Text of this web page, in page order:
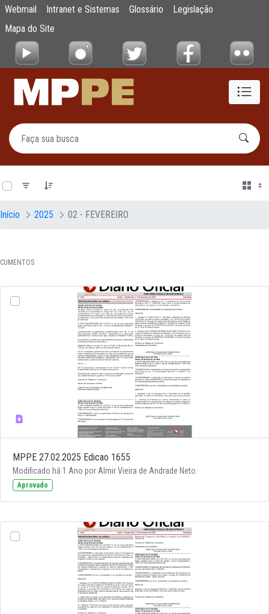
Pular para o Conteúdo principal
Documentos
Webmail Intranet e Sistemas Glossário
Legislação
Mapa do Site
Início 2025 02 - FEVEREIRO
MPPE 27.02.2025 Edicao 1655
Modificado há 1 Ano por Almir Vieira de Andrade Neto.
Aprovado